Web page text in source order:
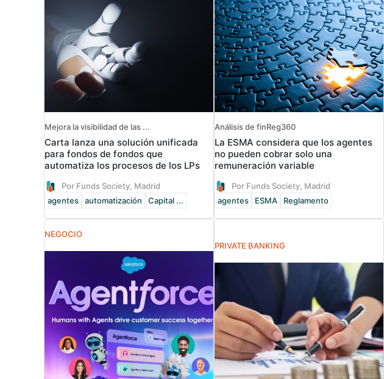
Mejora la visibilidad de las ...
Carta lanza una solución unificada
para fondos de fondos que
automatiza los procesos de los LPs
Por Funds Society, Madrid
agentes
automatización Capital ...
Análisis de finReg360
La ESMA considera que los agentes
no pueden cobrar solo una
remuneración variable
Por Funds Society, Madrid
agentes
ESMA Reglamento
NEGOCIO
PRIVATE BANKING